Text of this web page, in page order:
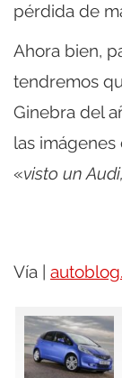
pérdida de
Ahora bien,
tendremos
Ginebra del
las
«visto un
Vía |